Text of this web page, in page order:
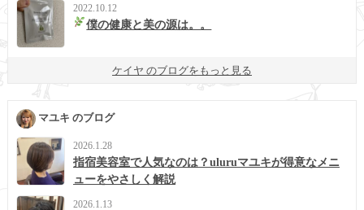
2022.10.12
僕の健康と美の源は。。
ケイヤ のブログをもっと見る
マユキ のブログ
2026.1.28
指宿美容室で人気なのは？uluruマユキが得意なメニ
ューをやさしく解説
2026.1.13